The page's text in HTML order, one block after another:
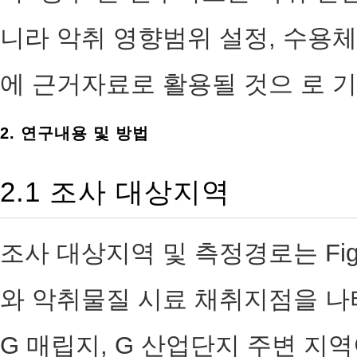
니라 악취 영향범위 설정, 수용
에 근거자료로 활용될 것으 로
2. 연구내용 및 방법
2.1 조사 대상지역
조사 대상지역 및 측정경로는
와 악취물질 시료 채취지점을
G 매립지, G 산업단지 주변 지